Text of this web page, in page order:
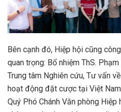
Bên cạnh đó, Hiệp hội cũng
quan trọng: Bổ nhiệm ThS.
Trung tâm Nghiên cứu, Tư vấn
hoạt động đặt cược tại Việt
Quý Phó Chánh Văn phòng